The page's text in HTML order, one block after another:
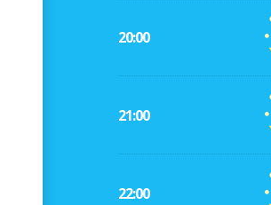
20:00
21:00
22:00